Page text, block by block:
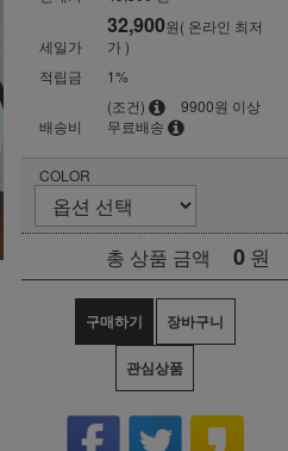
세일가
32,900원( 온라인 최저
가 )
적립금
1%
배송비
(조건)
9900원 이상
무료배송
COLOR
총 상품 금액 0 원
구매하기 장바구니
관심상품